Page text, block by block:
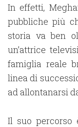
In effetti,
pubbliche più
storia va ben
un’attrice
famiglia reale
linea di
ad allontanarsi
Il suo percorso